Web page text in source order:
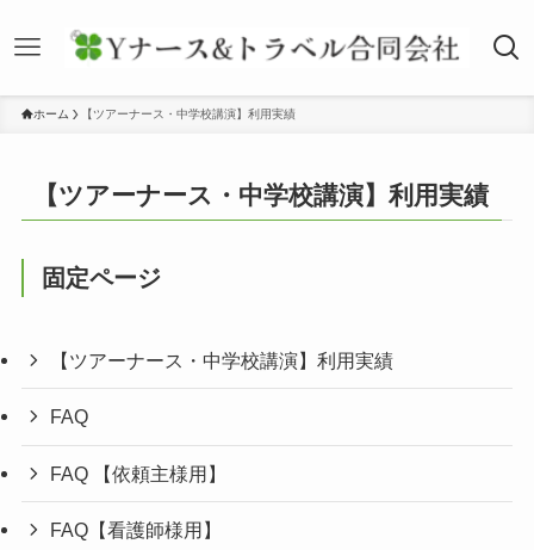
ホーム 【ツアーナース・中学校講演】利用実績
【ツアーナース・中学校講演】利用実績
固定ページ
【ツアーナース・中学校講演】利用実績
FAQ
FAQ 【依頼主様用】
FAQ【看護師様用】